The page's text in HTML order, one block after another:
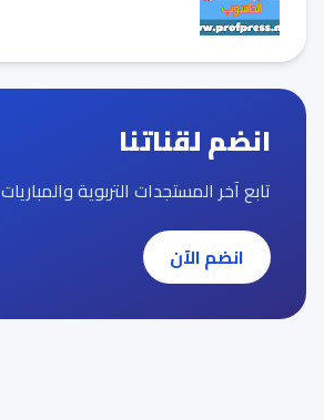
انضم لقناتنا
تابع آخر المستجدات التربوية
انضم الآن